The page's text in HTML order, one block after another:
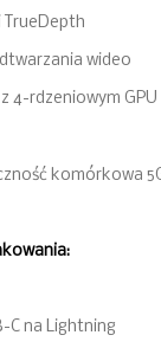
wideo
z 4-rdzeniowym GPU
komórkowa
C na Lightning